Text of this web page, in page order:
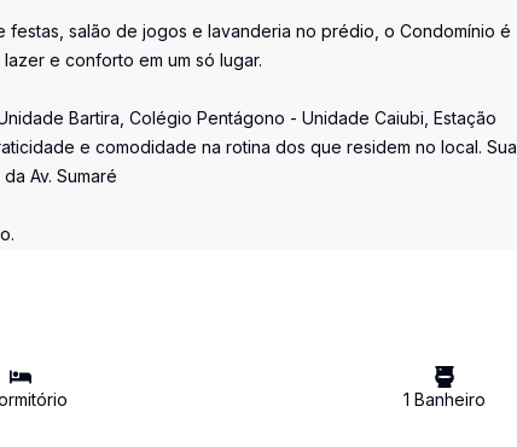
salão de jogos e lavanderia no prédio, o Condomínio é
e conforto em um só lugar.
Bartira, Colégio Pentágono - Unidade Caiubi, Estação
e comodidade na rotina dos que residem no local. Sua
Av. Sumaré
1 Banheiro